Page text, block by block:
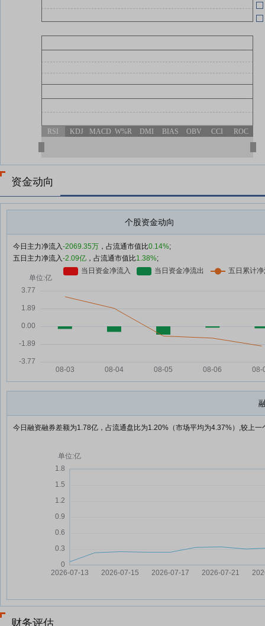
RSI KDJ MACD W%R DMI BIAS OBV CCI ROC
资金动向
个股资金动向
今日主力净流入-2069.35万 ，占流通市值比0.14%;
五日主力净流入-2.09亿 ，占流通市值比1.38%;
今日融资融券差额为1.78亿，占流通盘比为1.20%（市场平均为4.37%）,较上一
财务评估